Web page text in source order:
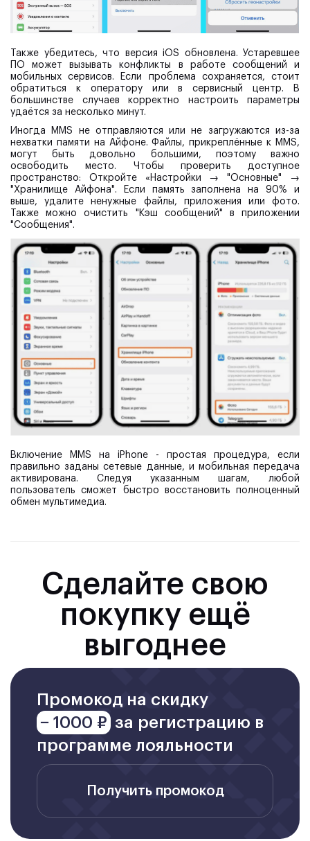
Также убедитесь, что версия iOS обновлена. Устаревшее
ПО может вызывать конфликты в работе сообщений и
мобильных сервисов. Если проблема сохраняется, стоит
обратиться к оператору или в сервисный центр. В
большинстве случаев корректно настроить параметры
удаётся за несколько минут.
Иногда MMS не отправляются или не загружаются из-за
нехватки памяти на Айфоне. Файлы, прикреплённые к MMS,
могут быть довольно большими, поэтому важно
освободить место. Чтобы проверить доступное
пространство: Откройте «Настройки → "Основные" →
"Хранилище Айфона". Если память заполнена на 90% и
выше, удалите ненужные файлы, приложения или фото.
Также можно очистить "Кэш сообщений" в приложении
"Сообщения".
Включение MMS на iPhone - простая процедура, если
правильно заданы сетевые данные, и мобильная передача
активирована. Следуя указанным шагам, любой
пользователь сможет быстро восстановить полноценный
обмен мультимедиа.
Сделайте свою
покупку ещё
выгоднее
Промокод на скидку
− 1000 ₽ за регистрацию в
программе лояльности
Получить промокод